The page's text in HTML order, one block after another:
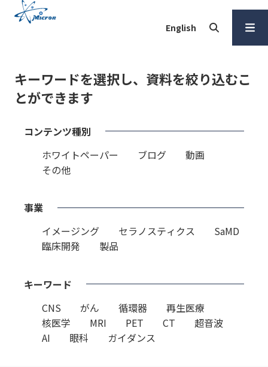
English
を開く
キーワードを選択し、資料を絞り込むこ
とができます
コンテンツ種別
ホワイトペーパー
ブログ
動画
その他
事業
イメージング
セラノスティクス
SaMD
臨床開発
製品
キーワード
CNS
がん 循環器
再生医療
核医学
MRI PET CT
超音波
AI
眼科 ガイダンス